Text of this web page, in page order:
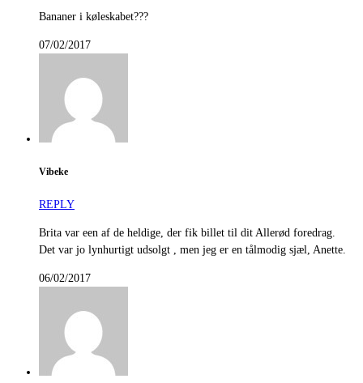
Bananer i køleskabet???
07/02/2017
Vibeke
REPLY
Brita var een af de heldige, der fik billet til dit Allerød foredrag.
Det var jo lynhurtigt udsolgt , men jeg er en tålmodig sjæl, Anette.
06/02/2017